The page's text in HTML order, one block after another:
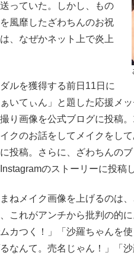
っていた。しかし、もの
風靡したざわちんのお祝
、なぜかネット上で炎上
ルを獲得する前日11日に
いてぃん」と題した応援メ
り画像を公式ブログに投稿
クのお話をしてメイクをし
投稿。さらに、ざわちんの
のストーリーに投稿し
ねメイク画像を上げるのは
これがアンチから批判の的
カつく！」「沙羅ちゃんを
なんて。売名じゃん！」「